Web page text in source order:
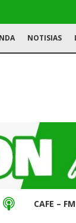
NOTISIAS
CAFE –